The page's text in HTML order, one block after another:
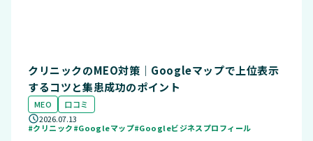
クリニックのMEO対策｜Googleマップで上位表示
するコツと集患成功のポイント
MEO
口コミ
2026.07.13
#クリニック#Googleマップ#Googleビジネスプロフィール